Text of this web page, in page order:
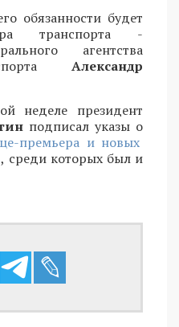
обязанности будет
транспорта -
агентства
Александр
неделе президент
подписал указы о
премьера и новых
, среди которых был и